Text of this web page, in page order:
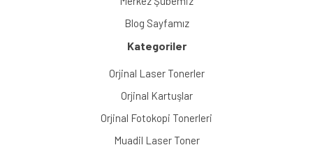
Blog Sayfamız
Kategoriler
Orjinal Laser Tonerler
Orjinal Kartuşlar
Orjinal Fotokopi Tonerleri
Muadil Laser Toner